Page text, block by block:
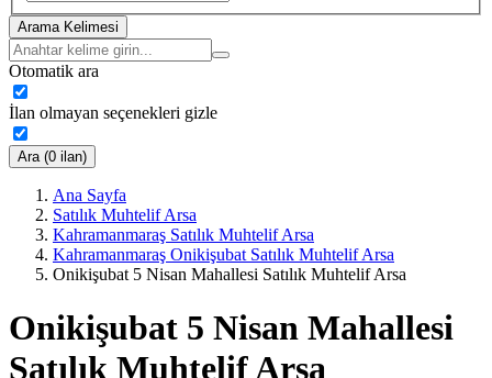
Arama Kelimesi
Otomatik ara
İlan olmayan seçenekleri gizle
Ara (0 ilan)
Ana Sayfa
Satılık Muhtelif Arsa
Kahramanmaraş Satılık Muhtelif Arsa
Kahramanmaraş Onikişubat Satılık Muhtelif Arsa
Onikişubat 5 Nisan Mahallesi Satılık Muhtelif Arsa
Onikişubat 5 Nisan Mahallesi
Satılık Muhtelif Arsa